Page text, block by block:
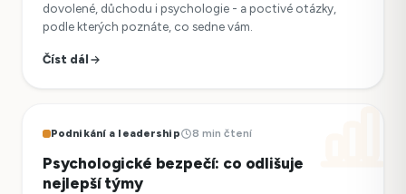
dovolené, důchodu i psychologie - a poctivé otázky,
podle kterých poznáte, co sedne vám.
Číst dál
Podnikání a leadership 8 min čtení
Psychologické bezpečí: co odlišuje
nejlepší týmy